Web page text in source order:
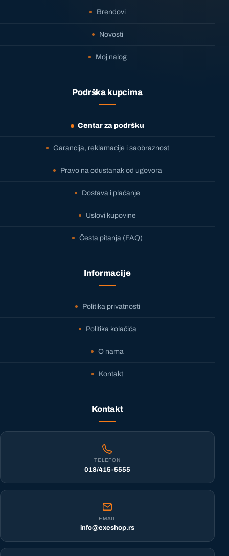
Brendovi
Novosti
Moj nalog
Podrška kupcima
Centar za podršku
Garancija, reklamacije i saobraznost
Pravo na odustanak od ugovora
Dostava i plaćanje
Uslovi kupovine
Česta pitanja (FAQ)
Informacije
Politika privatnosti
Politika kolačića
O nama
Kontakt
Kontakt
TELEFON
018/415-5555
EMAIL
info@exeshop.rs